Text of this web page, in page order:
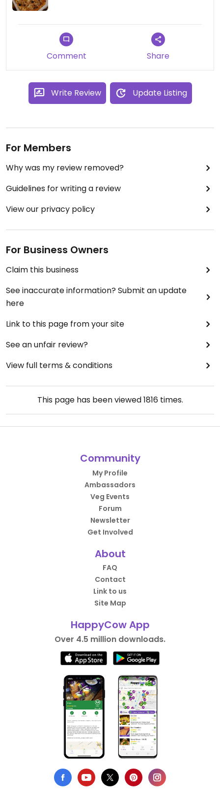
Comment Share
Write Review Update Listing
For Members
Why was my review removed?
Guidelines for writing a review
View our privacy policy
For Business Owners
Claim this business
See inaccurate information? Submit an update
here
Link to this page from your site
See an unfair review?
View full terms & conditions
This page has been viewed1816times.
Community
My Profile
Ambassadors
Veg Events
Forum
Newsletter
Get Involved
About
FAQ
Contact
Link to us
Site Map
HappyCow App
Over 4.5 million downloads.